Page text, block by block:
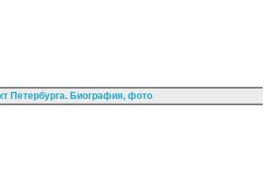
Петербурга. Биография, фото